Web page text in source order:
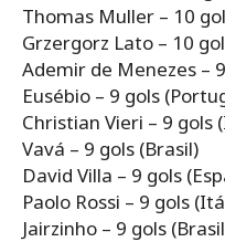
Thomas Muller – 10
Grzergorz Lato – 10
Ademir de Menezes –
Eusébio – 9 gols
Christian Vieri – 9 gols
Vavá – 9 gols (Brasil)
David Villa – 9 gols
Paolo Rossi – 9 gols
Jairzinho – 9 gols